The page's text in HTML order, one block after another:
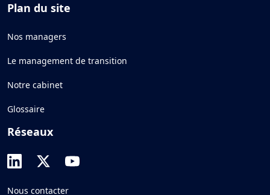
Plan du site
Nos managers
Le management de transition
Notre cabinet
Glossaire
Réseaux
Nous contacter